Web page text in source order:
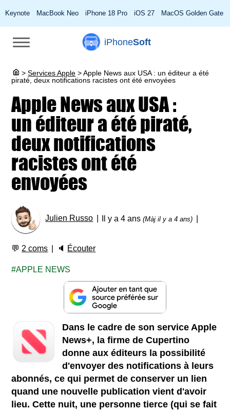
Keynote MacBook Neo iPhone 18 Pro iOS 27 MacOS Golden Gate
iPhoneSoft
> Services Apple >Apple News aux USA : un éditeur a été
piraté, deux notifications racistes ont été envoyées
Apple News aux USA :
un éditeur a été piraté,
deux notifications
racistes ont été
envoyées
Julien Russo Il y a 4 ans(Màj il y a 4 ans)
💬 2 coms 🔈 Écouter
APPLE NEWS
Dans le cadre de son service Apple
News+, la firme de Cupertino
donne aux éditeurs la possibilité
d'envoyer des notifications à leurs
abonnés, ce qui permet de conserver un lien
quand une nouvelle publication vient d'avoir
lieu. Cette nuit, une personne tierce (qui se fait